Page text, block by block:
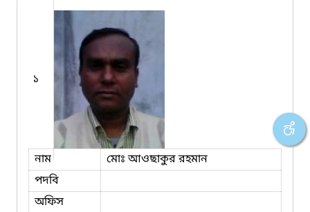
১
নাম
মোঃ আওছাকুর রহমান
পদবি
অফিস